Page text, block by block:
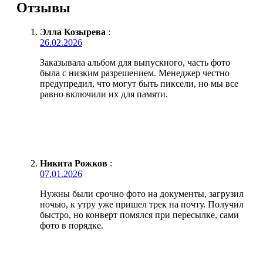
Отзывы
Элла Козырева :
26.02.2026
Заказывала альбом для выпускного, часть фото
была с низким разрешением. Менеджер честно
предупредил, что могут быть пиксели, но мы все
равно включили их для памяти.
Никита Рожков :
07.01.2026
Нужны были срочно фото на документы, загрузил
ночью, к утру уже пришел трек на почту. Получил
быстро, но конверт помялся при пересылке, сами
фото в порядке.